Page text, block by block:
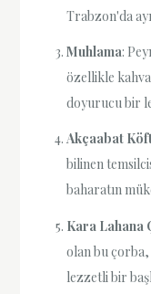
Trabzon'da
Muhlama:
özellikle
doyurucu bir
Akçaabat
bilinen
baharatın
Kara Lahana
olan bu çorba,
lezzetli bir